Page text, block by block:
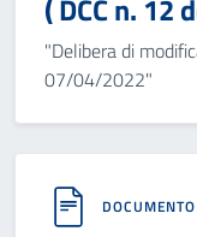
( DCC n.
"Delibera di
07/04/2022"